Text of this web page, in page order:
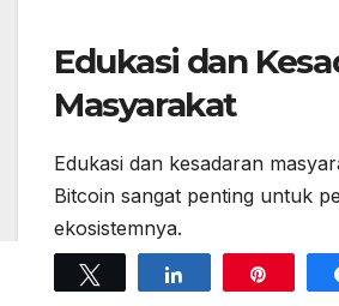
Edukasi dan
Masyarakat
Edukasi dan kesadaran
Bitcoin sangat penting untuk
ekosistemnya.
Berbagai inisiatif dilakukan